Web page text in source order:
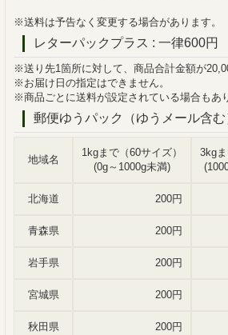
※送料は予告なく変更する場合があります。
レターパックプラス : 一律600円
※送り先1箇所に対して、商品合計金額が
※お届け日の指定はできません。
※商品ごとに送料が設定されている場合もあ
郵便ゆうパック（ゆうメール含む